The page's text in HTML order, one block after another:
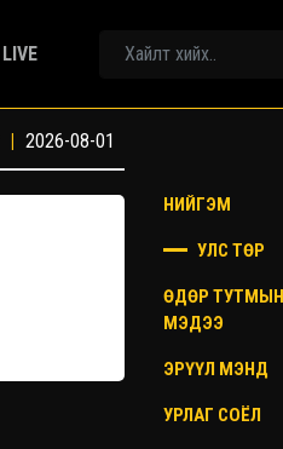
LIVE
| 2026-08-01
НИЙГЭМ
УЛС ТӨР
ӨДӨР ТУТМЫН
МЭДЭЭ
ЭРҮҮЛ МЭНД
УРЛАГ СОЁЛ